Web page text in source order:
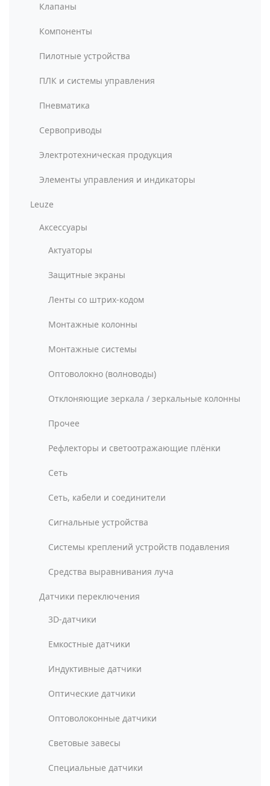
Клапаны
Компоненты
Пилотные устройства
ПЛК и системы управления
Пневматика
Сервоприводы
Электротехническая продукция
Элементы управления и индикаторы
Leuze
Аксессуары
Актуаторы
Защитные экраны
Ленты со штрих-кодом
Монтажные колонны
Монтажные системы
Оптоволокно (волноводы)
Отклоняющие зеркала / зеркальные колонны
Прочее
Рефлекторы и светоотражающие плёнки
Сеть
Сеть, кабели и соединители
Сигнальные устройства
Системы креплений устройств подавления
Средства выравнивания луча
Датчики переключения
3D-датчики
Емкостные датчики
Индуктивные датчики
Оптические датчики
Оптоволоконные датчики
Световые завесы
Специальные датчики